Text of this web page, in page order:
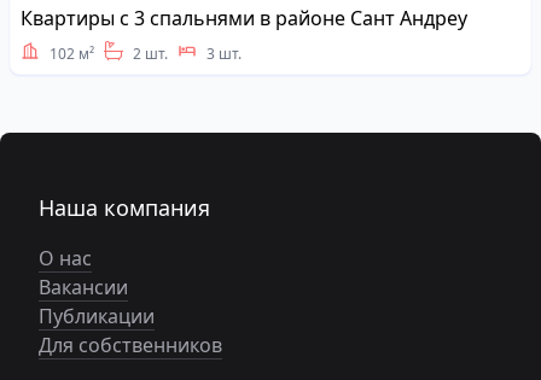
Address
Квартиры с 3 спальнями в районе Сант Андреу
102 м² 2 шт. 3 шт.
Наша компания
О нас
Вакансии
Публикации
Для собственников